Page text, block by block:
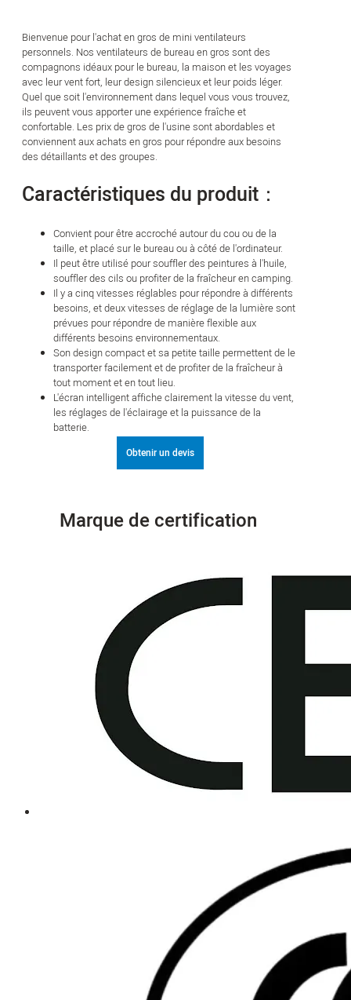
Bienvenue pour l'achat en gros de mini ventilateurs
personnels. Nos ventilateurs de bureau en gros sont des
compagnons idéaux pour le bureau, la maison et les voyages
avec leur vent fort, leur design silencieux et leur poids léger.
Quel que soit l'environnement dans lequel vous vous trouvez,
ils peuvent vous apporter une expérience fraîche et
confortable. Les prix de gros de l'usine sont abordables et
conviennent aux achats en gros pour répondre aux besoins
des détaillants et des groupes.
Caractéristiques du produit：
Convient pour être accroché autour du cou ou de la
taille, et placé sur le bureau ou à côté de l'ordinateur.
Il peut être utilisé pour souffler des peintures à l'huile,
souffler des cils ou profiter de la fraîcheur en camping.
Il y a cinq vitesses réglables pour répondre à différents
besoins, et deux vitesses de réglage de la lumière sont
prévues pour répondre de manière flexible aux
différents besoins environnementaux.
Son design compact et sa petite taille permettent de le
transporter facilement et de profiter de la fraîcheur à
tout moment et en tout lieu.
L'écran intelligent affiche clairement la vitesse du vent,
les réglages de l'éclairage et la puissance de la
batterie.
Obtenir un devis
Marque de certification